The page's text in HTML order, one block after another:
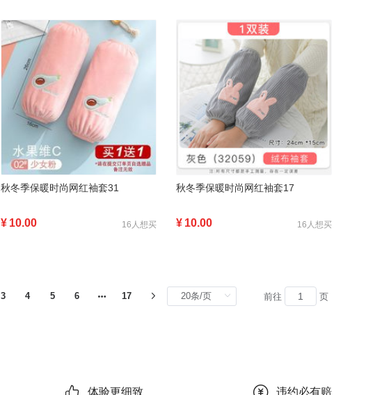
秋冬季保暖时尚网红袖套31
¥ 10.00 16人想买
秋冬季保暖时尚网红袖套17
¥ 10.00 16人想买
3 4 5 6 17 前往 页